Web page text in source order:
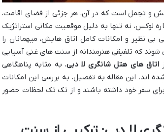
و تجمل است که در آن، هر جزئی از فضای اقامت،
خاطراتی ماندگار برنامه ریزی شده است. این هتل 5 ستاره لوکس، نه تنها به دلیل موقعیت مکانی استراتژیک
نظیر و امکانات کامل اتاق هایش، میهمانان را
که تلفیقی هنرمندانه از سنت های غنی آسیایی
اتاق های هتل شانگری لا دبی، به مثابه پناهگاهی
اند. این مقاله به تفصیل، به بررسی این امکانات
برای سفر خود داشته باشند و از تک تک لحظات حضور